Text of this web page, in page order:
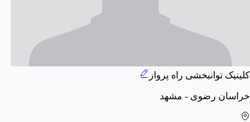
کلینیک توانبخشی راه پرواز
خراسان رضوی - مشهد